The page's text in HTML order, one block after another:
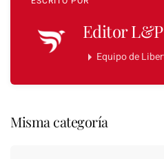
Editor L&P
Equipo de
Misma categoría